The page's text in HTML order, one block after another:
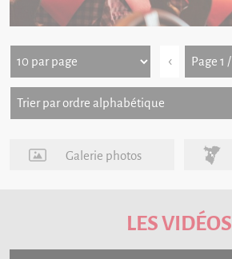
‹
Galerie photos
LES VIDÉOS